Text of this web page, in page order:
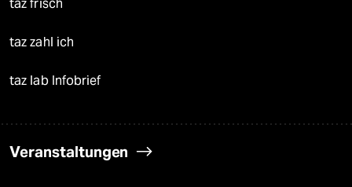
taz frisch
taz zahl ich
taz lab Infobrief
Veranstaltungen